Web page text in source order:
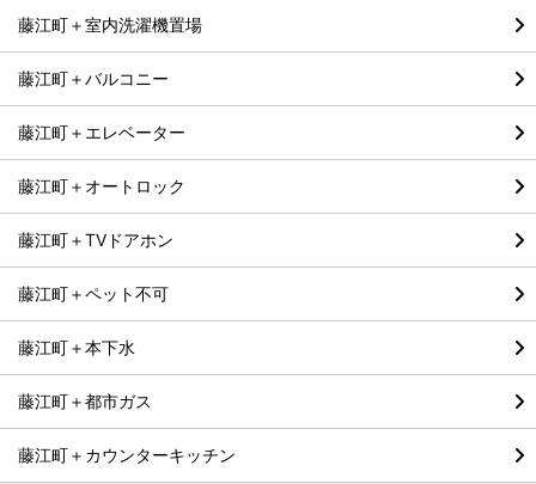
藤江町＋室内洗濯機置場
藤江町＋バルコニー
藤江町＋エレベーター
藤江町＋オートロック
藤江町＋TVドアホン
藤江町＋ペット不可
藤江町＋本下水
藤江町＋都市ガス
藤江町＋カウンターキッチン